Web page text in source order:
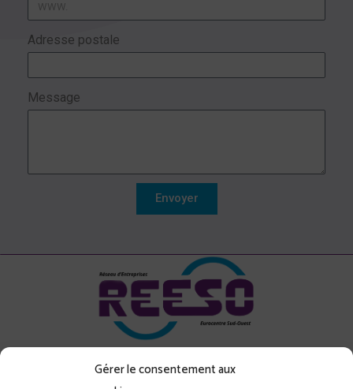
Gérer le consentement aux
Adresse postale
Message
Envoyer